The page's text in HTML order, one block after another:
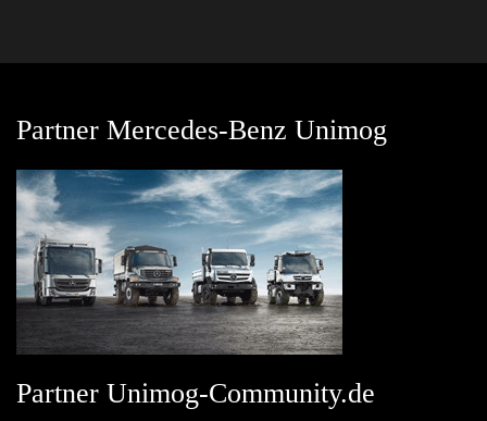
Partner Mercedes-Benz Unimog
Partner Unimog-Community.de